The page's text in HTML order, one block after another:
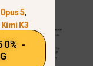
5,
Kimi K3
-